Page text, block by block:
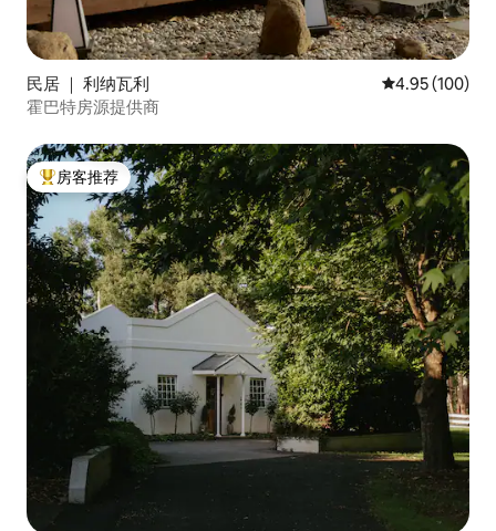
民居 ｜ 利纳瓦利 平均评分 4.95
4.95 (100)
霍巴特房源提供商
热门「房客推荐」
房客推荐